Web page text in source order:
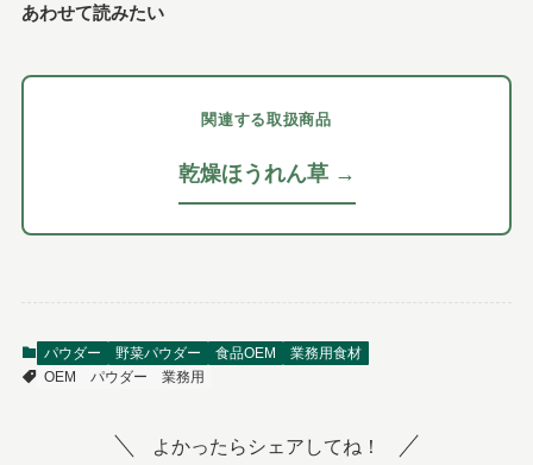
あわせて読みたい
関連する取扱商品
乾燥ほうれん草 →
パウダー 野菜パウダー 食品OEM
業務用食材
OEM
パウダー 業務用
よかったらシェアしてね！